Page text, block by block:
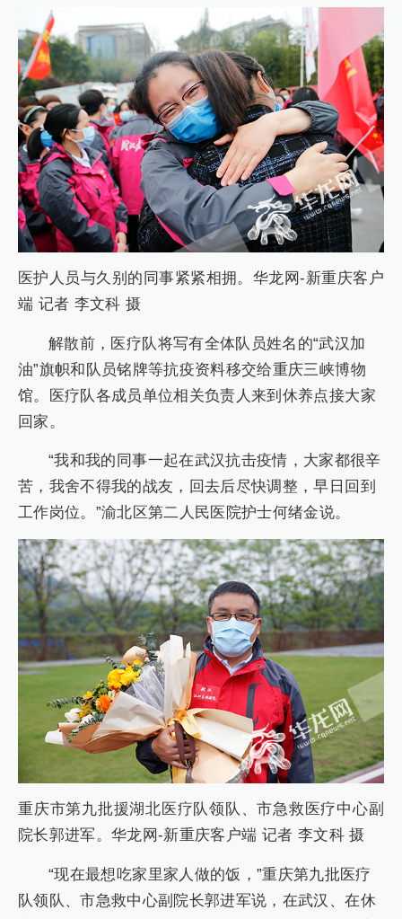
医护人员与久别的同事紧紧相拥。华龙网-新重庆客户
端 记者 李文科 摄
解散前，医疗队将写有全体队员姓名的“武汉加
油”旗帜和队员铭牌等抗疫资料移交给重庆三峡博物
馆。医疗队各成员单位相关负责人来到休养点接大家
回家。
“我和我的同事一起在武汉抗击疫情，大家都很辛
苦，我舍不得我的战友，回去后尽快调整，早日回到
工作岗位。”渝北区第二人民医院护士何绪金说。
重庆市第九批援湖北医疗队领队、市急救医疗中心副
院长郭进军。华龙网-新重庆客户端 记者 李文科 摄
“现在最想吃家里家人做的饭，”重庆第九批医疗
队领队、市急救中心副院长郭进军说，在武汉、在休